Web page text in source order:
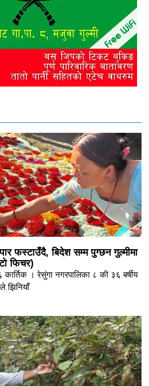
फस्टाउँदै, बिदेश सम्म पुग्छन गुल्मीमा
फिचर)
कार्तिक । रेसुंगा नगरपालिका ८ की ३६ बर्षीय
झिनियाँ